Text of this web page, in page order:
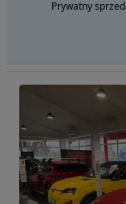
Prywatny